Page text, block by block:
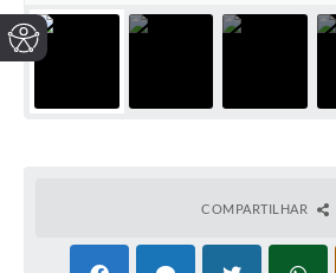
COMPARTILHAR